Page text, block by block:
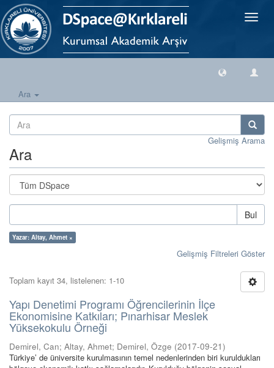
Geçiş
Ara
Gelişmiş Arama
Ara
Bul
Yazar: Altay, Ahmet ×
Gelişmiş Filtreleri Göster
Toplam kayıt 34, listelenen: 1-10
Yapı Denetimi Programı Öğrencilerinin İlçe
Ekonomisine Katkıları; Pınarhisar Meslek
Yüksekokulu Örneği
Demirel, Can; Altay, Ahmet; Demirel, Özge (2017-09-21)
Türkiye’ de üniversite kurulmasının temel nedenlerinden biri kuruldukları